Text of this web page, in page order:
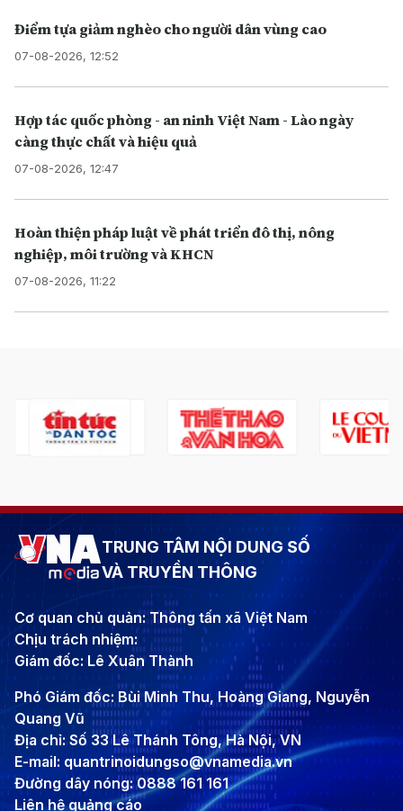
Điểm tựa giảm nghèo cho người dân vùng cao
07-08-2026, 12:52
Hợp tác quốc phòng - an ninh Việt Nam - Lào ngày
càng thực chất và hiệu quả
07-08-2026, 12:47
Hoàn thiện pháp luật về phát triển đô thị, nông
nghiệp, môi trường và KHCN
07-08-2026, 11:22
TRUNG TÂM NỘI DUNG SỐ
VÀ TRUYỀN THÔNG
Cơ quan chủ quản: Thông tấn xã Việt Nam
Chịu trách nhiệm:
Giám đốc: Lê Xuân Thành
Phó Giám đốc: Bùi Minh Thu, Hoàng Giang, Nguyễn
Quang Vũ
Địa chỉ: Số 33 Lê Thánh Tông, Hà Nội, VN
E-mail: quantrinoidungso@vnamedia.vn
Đường dây nóng: 0888 161 161
Liên hệ quảng cáo